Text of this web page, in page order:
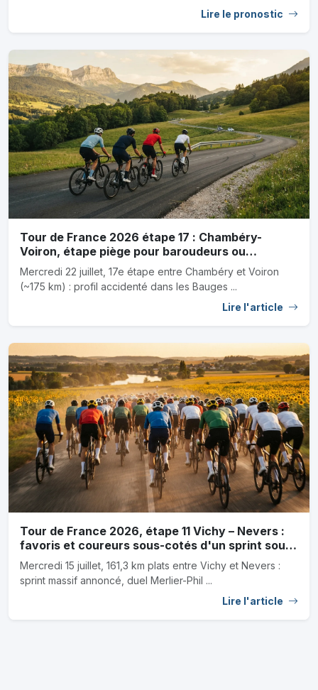
Lire le pronostic
Tour de France 2026 étape 17 : Chambéry-
Voiron, étape piège pour baroudeurs ou
sprinteurs
Mercredi 22 juillet, 17e étape entre Chambéry et Voiron
(~175 km) : profil accidenté dans les Bauges ...
Lire l'article
Tour de France 2026, étape 11 Vichy – Nevers :
favoris et coureurs sous-cotés d'un sprint sous
canicule
Mercredi 15 juillet, 161,3 km plats entre Vichy et Nevers :
sprint massif annoncé, duel Merlier-Phil ...
Lire l'article